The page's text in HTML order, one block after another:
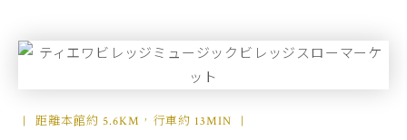
距離本館約 5.6KM，行車約 13MIN